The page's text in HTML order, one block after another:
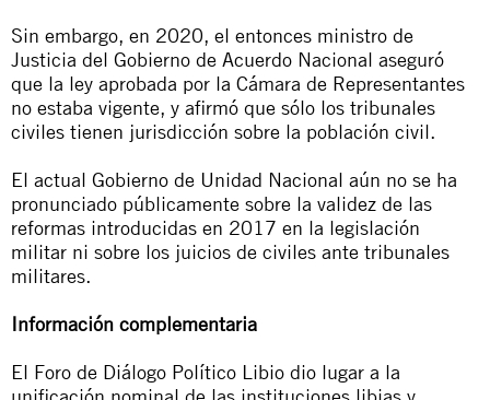
Sin embargo, en 2020, el entonces ministro de
Justicia del Gobierno de Acuerdo Nacional aseguró
que la ley aprobada por la Cámara de Representantes
no estaba vigente, y afirmó que sólo los tribunales
civiles tienen jurisdicción sobre la población civil.
El actual Gobierno de Unidad Nacional aún no se ha
pronunciado públicamente sobre la validez de las
reformas introducidas en 2017 en la legislación
militar ni sobre los juicios de civiles ante tribunales
militares.
Información complementaria
El Foro de Diálogo Político Libio dio lugar a la